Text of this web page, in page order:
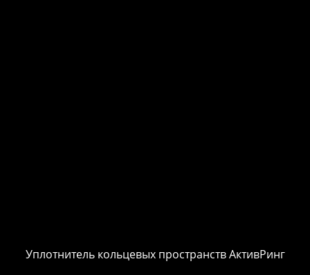
Уплотнитель кольцевых пространств АктивРинг